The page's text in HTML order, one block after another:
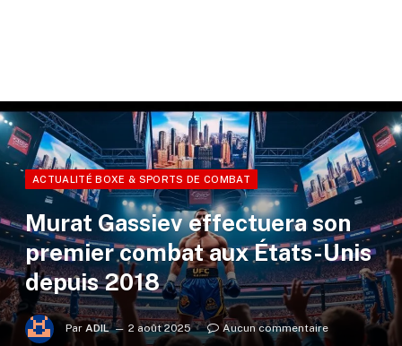
ACTUALITÉ BOXE & SPORTS DE COMBAT
Murat Gassiev effectuera son
premier combat aux États-Unis
depuis 2018
Par ADIL 2 août 2025
Aucun commentaire